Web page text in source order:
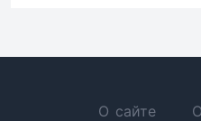
О сайте